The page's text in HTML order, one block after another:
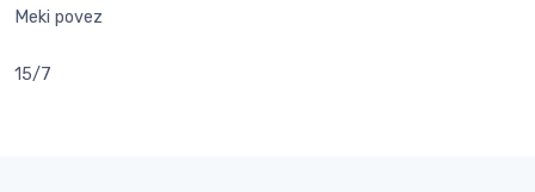
Meki povez
15/7